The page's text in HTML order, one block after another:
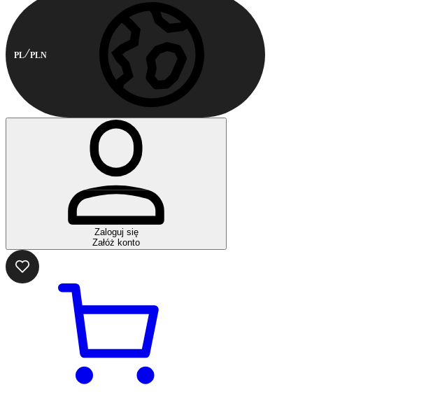
PL PLN
Zaloguj się
Załóż konto